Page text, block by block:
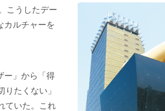
こうしたデー
カルチャーを
ー」から「得
たくない」
ていた。これ